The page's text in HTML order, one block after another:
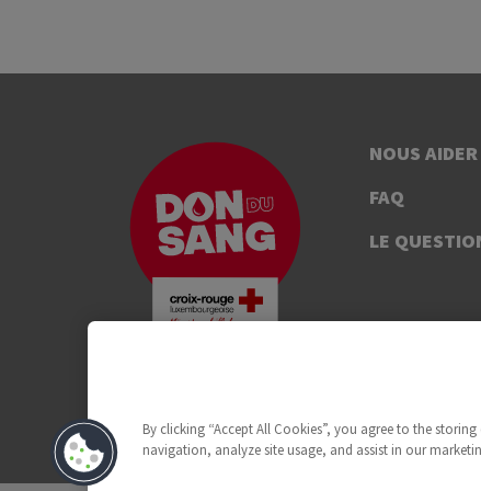
NOUS AIDER
FAQ
LE
By clicking “Accept All Cookies”, you agree to the
navigation, analyze site usage, and assist in our